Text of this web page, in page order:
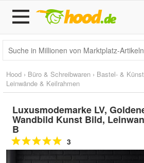
Hood › Büro & Schreibwaren › Bastel- &
Leinwände & Keilrahmen
Luxusmodemarke LV,
Wandbild Kunst Bild,
B
3